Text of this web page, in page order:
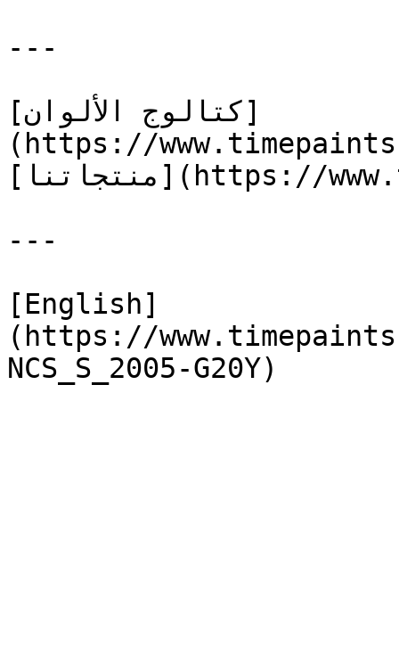
---
[كتالوج الألوان]
(https://
[منتجاتنا](https://www.timepaints.com/ar/products)
---
[English]
(https://
NCS_S_2005-G20Y)